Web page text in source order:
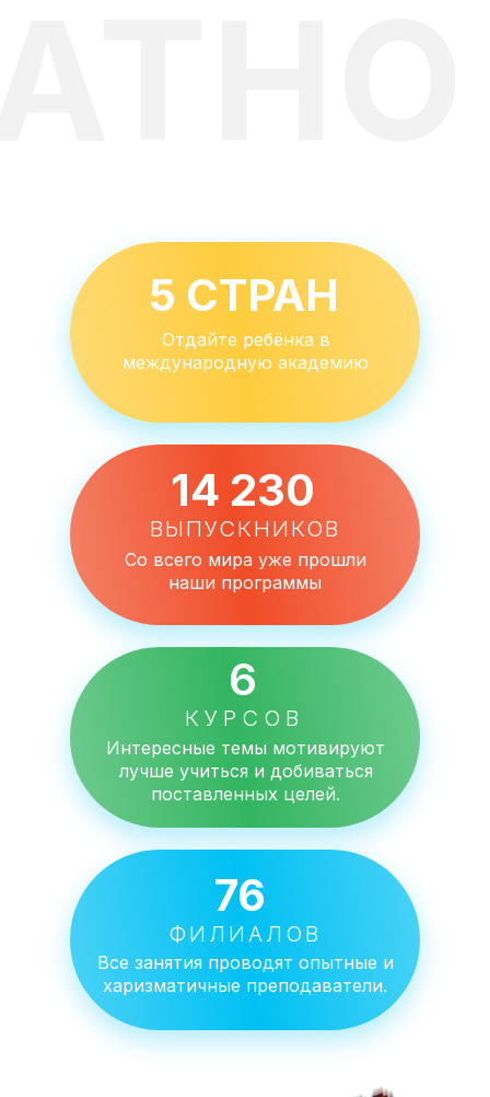
Отдайте ребёнка в
международную академию
Со всего мира уже прошли
наши программы
Интересные темы мотивируют
лучше учиться и добиваться
поставленных целей.
Все занятия проводят опытные и
харизматичные преподаватели.
76
ФИЛИАЛОВ
6
КУРСОВ
5 СТРАН
14 230
ВЫПУСКНИКОВ